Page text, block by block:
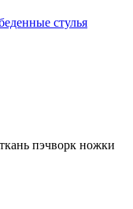
стулья
пэчворк ножки